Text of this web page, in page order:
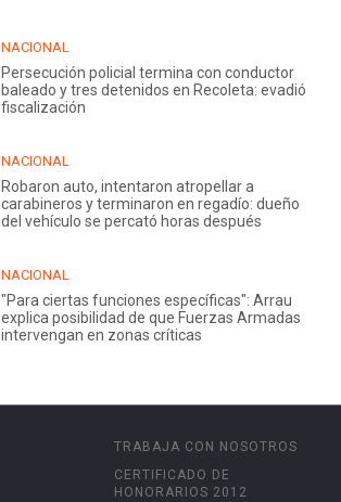
NACIONAL
Persecución policial termina con conductor
baleado y tres detenidos en Recoleta: evadió
fiscalización
NACIONAL
Robaron auto, intentaron atropellar a
carabineros y terminaron en regadío: dueño
del vehículo se percató horas después
NACIONAL
"Para ciertas funciones específicas": Arrau
explica posibilidad de que Fuerzas Armadas
intervengan en zonas críticas
TRABAJA CON NOSOTROS
CERTIFICADO DE
HONORARIOS 2012